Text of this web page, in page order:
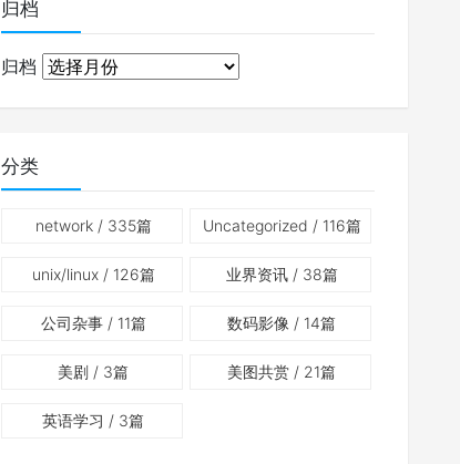
归档
归档
分类
network/ 335篇 Uncategorized / 116篇
unix/linux/ 126篇 业界资讯/ 38篇
公司杂事/ 11篇 数码影像 / 14篇
美剧 / 3篇 美图共赏 / 21篇
英语学习 / 3篇